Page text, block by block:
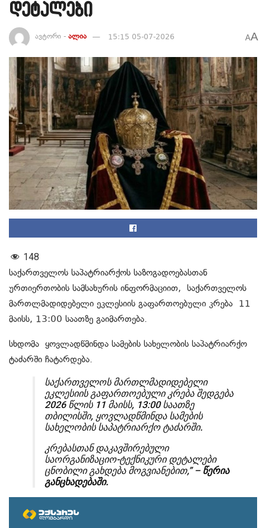
დეტალები
ავტორი - ალია 15:15 05-07-2026 AA
148
საქართველოს საპატრიარქოს საზოგადოებასთან
ურთიერთობის სამსახურის ინფორმაციით, საქართველოს
მართლმადიდებელი ეკლესიის გაფართოებული კრება 11
მაისს, 13:00 საათზე გაიმართება.
სხდომა ყოვლადწმინდა სამების სახელობის საპატრიარქო
ტაძარში ჩატარდება.
საქართველოს მართლმადიდებელი
ეკლესიის გაფართოებული კრება შედგება
2026 წლის 11 მაისს, 13:00 საათზე
თბილისში, ყოვლადწმინდა სამების
სახელობის საპატრიარქო ტაძარში.
კრებასთან დაკავშირებული
საორგანიზაციო-ტექნიკური დეტალები
ცნობილი გახდება მოგვიანებით,” – წერია
განცხადებაში.